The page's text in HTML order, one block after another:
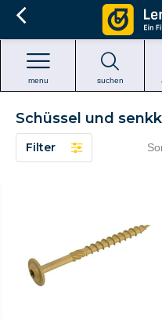
suchen
menu
Schüssel und
Filter